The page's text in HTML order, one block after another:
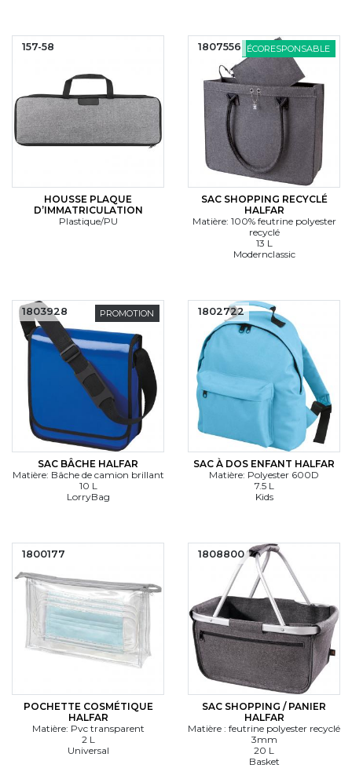
HOUSSE PLAQUE
D’IMMATRICULATION
Plastique/PU
157-58 ÉCORESPONSABLE
SAC SHOPPING RECYCLÉ
HALFAR
Matière: 100% feutrine polyester
recyclé
13 L
Modernclassic
1807556
PROMOTION
SAC BÂCHE HALFAR
Matière: Bâche de camion brillant
10 L
LorryBag
1803928
SAC À DOS ENFANT HALFAR
Matière: Polyester 600D
7.5 L
Kids
1802722
POCHETTE COSMÉTIQUE
HALFAR
Matière: Pvc transparent
2 L
Universal
1800177
SAC SHOPPING / PANIER
HALFAR
Matière : feutrine polyester recyclé
3mm
20 L
Basket
1808800